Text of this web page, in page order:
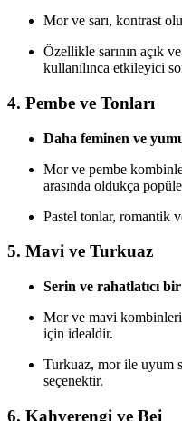
Mor ve sarı, kontrast
Özellikle sarının açık
kullanılınca etkileyici
4. Pembe ve Tonları
Daha feminen ve
Mor ve pembe
arasında oldukça
Pastel tonlar, romantik
5. Mavi ve Turkuaz
Serin ve rahatlatıcı
Mor ve mavi
için idealdir.
Turkuaz, mor ile uyum
seçenektir.
6. Kahverengi ve Bej